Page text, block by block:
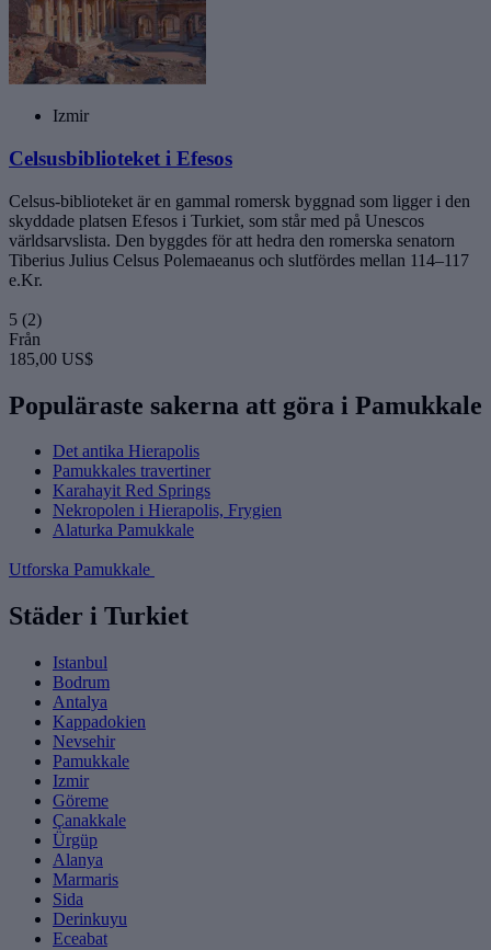
Izmir
Celsusbiblioteket i Efesos
Celsus-biblioteket är en gammal romersk byggnad som ligger i den
skyddade platsen Efesos i Turkiet, som står med på Unescos
världsarvslista. Den byggdes för att hedra den romerska senatorn
Tiberius Julius Celsus Polemaeanus och slutfördes mellan 114–117
e.Kr.
5 (2)
Från
185,00 US$
Populäraste sakerna att göra i Pamukkale
Det antika Hierapolis
Pamukkales travertiner
Karahayit Red Springs
Nekropolen i Hierapolis, Frygien
Alaturka Pamukkale
Utforska Pamukkale
Städer i Turkiet
Istanbul
Bodrum
Antalya
Kappadokien
Nevsehir
Pamukkale
Izmir
Göreme
Çanakkale
Ürgüp
Alanya
Marmaris
Sida
Derinkuyu
Eceabat